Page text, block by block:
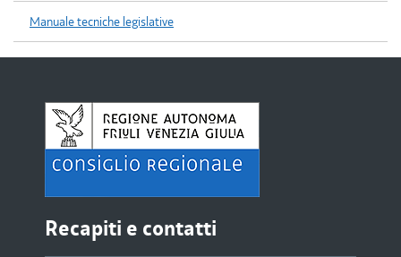
Manuale tecniche legislative
Recapiti e contatti